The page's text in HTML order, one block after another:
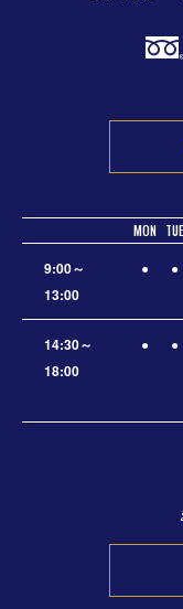
MON TUE
9:00～
13:00
● ●
14:30～
18:00
● ●